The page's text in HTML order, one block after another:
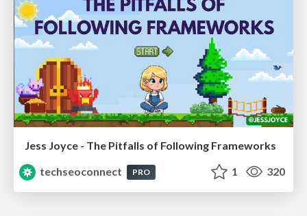
Jess Joyce - The Pitfalls of Following Frameworks
techseoconnect
PRO 1 320